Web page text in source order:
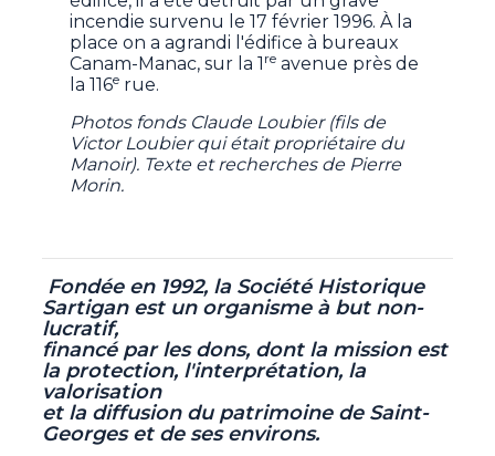
incendie survenu le 17 février 1996. À la
place on a agrandi l'édifice à bureaux
Canam-Manac, sur la 1 re avenue près de
la 116e rue.
Photos fonds Claude Loubier (fils de
Victor Loubier qui était propriétaire du
Manoir). Texte et recherches de Pierre
Morin.
Fondée en 1992, la Société Historique
Sartigan est un organisme à but non-
lucratif,
financé par les dons, dont la mission est
la protection, l'interprétation, la
valorisation
et la diffusion du patrimoine de Saint-
Georges et de ses environs.